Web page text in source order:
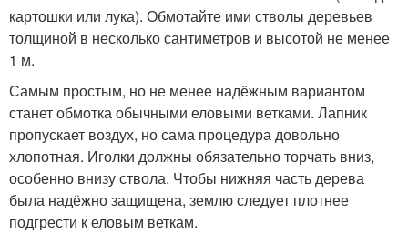
картошки или лука). Обмотайте ими стволы деревьев
толщиной в несколько сантиметров и высотой не менее
1 м.
Самым простым, но не менее надёжным вариантом
станет обмотка обычными еловыми ветками. Лапник
пропускает воздух, но сама процедура довольно
хлопотная. Иголки должны обязательно торчать вниз,
особенно внизу ствола. Чтобы нижняя часть дерева
была надёжно защищена, землю следует плотнее
подгрести к еловым веткам.